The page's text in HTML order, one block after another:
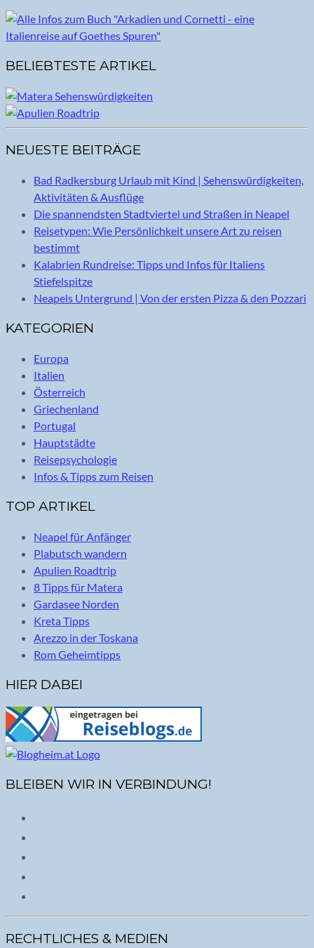
BELIEBTESTE ARTIKEL
NEUESTE BEITRÄGE
Bad Radkersburg Urlaub mit Kind | Sehenswürdigkeiten,
Aktivitäten & Ausflüge
Die spannendsten Stadtviertel und Straßen in Neapel
Reisetypen: Wie Persönlichkeit unsere Art zu reisen
bestimmt
Kalabrien Rundreise: Tipps und Infos für Italiens
Stiefelspitze
Neapels Untergrund | Von der ersten Pizza & den Pozzari
KATEGORIEN
Europa
Italien
Österreich
Griechenland
Portugal
Hauptstädte
Reisepsychologie
Infos & Tipps zum Reisen
TOP ARTIKEL
Neapel für Anfänger
Plabutsch wandern
Apulien Roadtrip
8 Tipps für Matera
Gardasee Norden
Kreta Tipps
Arezzo in der Toskana
Rom Geheimtipps
HIER DABEI
BLEIBEN WIR IN VERBINDUNG!
RECHTLICHES & MEDIEN